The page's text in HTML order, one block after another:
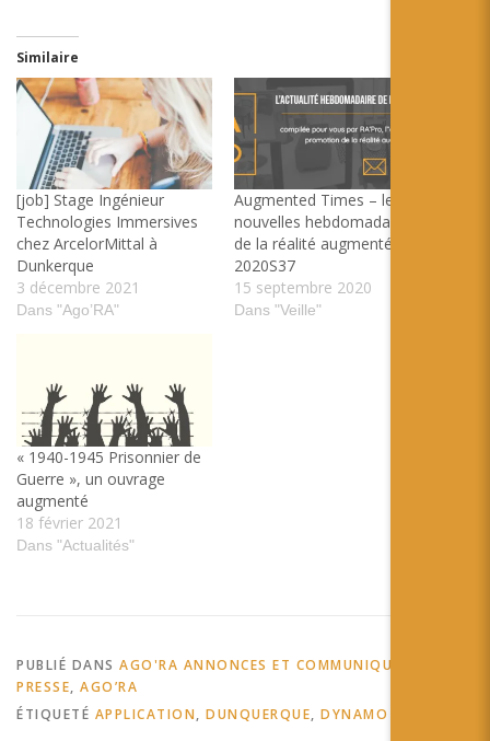
Similaire
[job] Stage Ingénieur
Technologies Immersives
chez ArcelorMittal à
Dunkerque
3 décembre 2021
Dans "Ago’RA"
Augmented Times – les
nouvelles hebdomadaires
de la réalité augmentée –
2020S37
15 septembre 2020
Dans "Veille"
« 1940-1945 Prisonnier de
Guerre », un ouvrage
augmenté
18 février 2021
Dans "Actualités"
PUBLIÉ DANS AGO'RA ANNONCES ET COMMUNIQUÉS DE
PRESSE, AGO’RA
ÉTIQUETÉ APPLICATION, DUNQUERQUE, DYNAMO